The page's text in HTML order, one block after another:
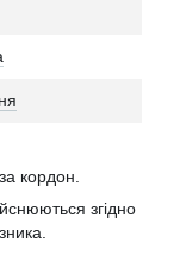
кордон.
згідно